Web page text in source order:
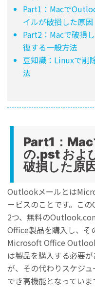
Part1：Macで
イルが破損した原因
Part2：Macで破損
復する一般方法
豆知識：Linuxで削
法
Part1：
の.pst およ
破損した原因
Outlookメールとは
ービスのことです。こ
2つ、無料の
Office製品を購入し、そ
Microsoft Office
は製品を購入する必要
が、その代わりスケジ
でき高機能となっていま